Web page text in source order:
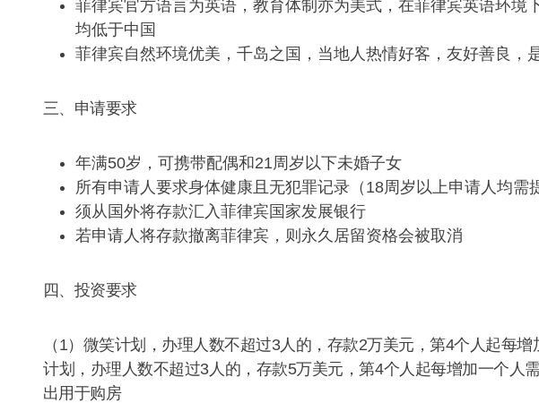
菲律宾官方语言为英语，教育体制亦为美式，在菲律宾英语环境
均低于中国
菲律宾自然环境优美，千岛之国，当地人热情好客，友好善良，
三、申请要求
年满50岁，可携带配偶和21周岁以下未婚子女
所有申请人要求身体健康且无犯罪记录（18周岁以上申请人均需
须从国外将存款汇入菲律宾国家发展银行
若申请人将存款撤离菲律宾，则永久居留资格会被取消
四、投资要求
（1）微笑计划，办理人数不超过3人的，存款2万美元，第4个人起每
计划，办理人数不超过3人的，存款5万美元，第4个人起每增加一个人
出用于购房